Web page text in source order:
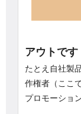
アウトです
たとえ自社製
作権者（ここ
プロモーショ